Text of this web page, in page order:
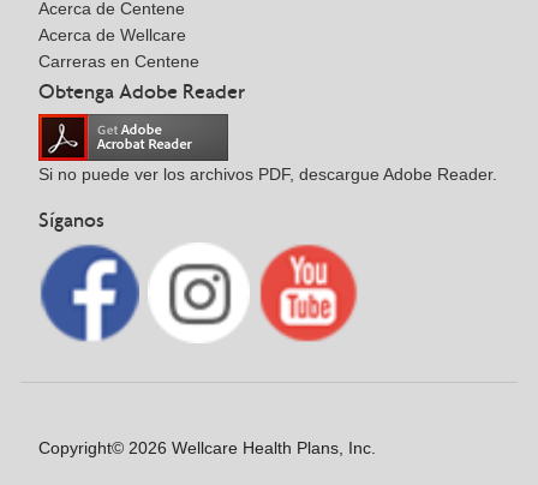
Acerca de Centene
Acerca de Wellcare
Carreras en Centene
Obtenga Adobe Reader
Si no puede ver los archivos PDF, descargue Adobe Reader.
Síganos
Copyright© 2026 Wellcare Health Plans, Inc.